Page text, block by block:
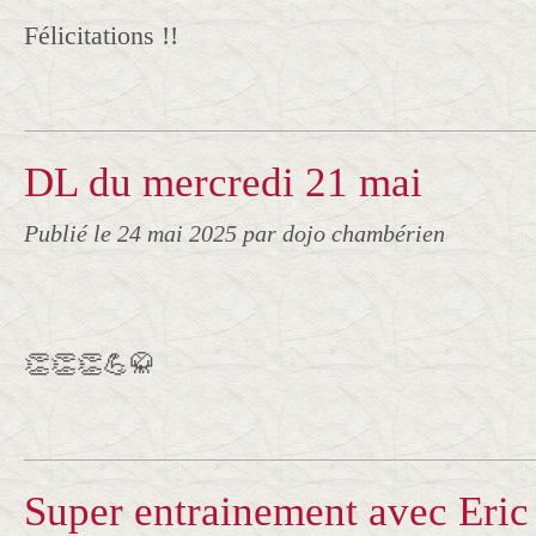
Félicitations !!
DL du mercredi 21 mai
Publié le 24 mai 2025 par dojo chambérien
👏👏👏💪🥋
Super entrainement avec